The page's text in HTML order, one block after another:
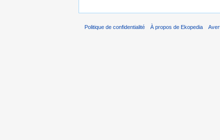
Politique de confidentialité À propos de Ekopedia